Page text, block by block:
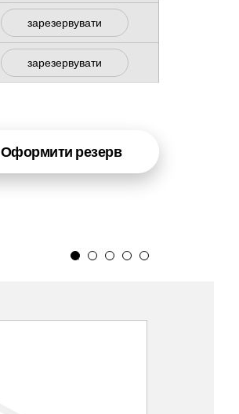
зарезервувати
зарезервувати
Оформити резерв